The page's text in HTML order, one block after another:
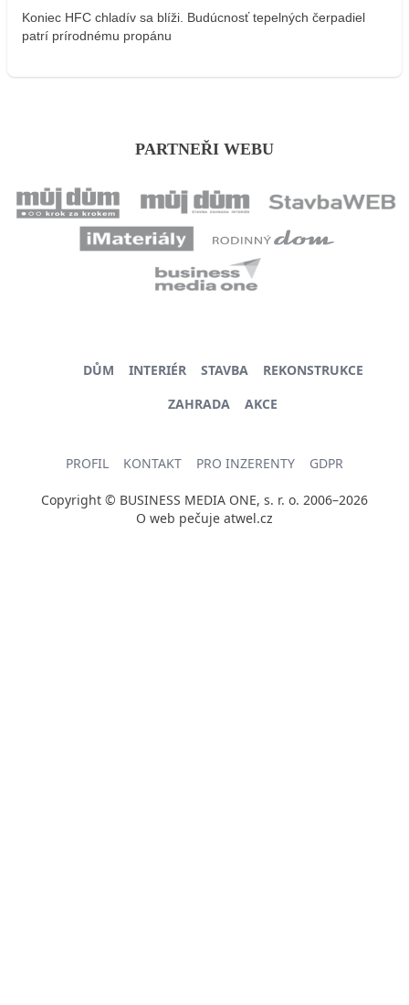
Koniec HFC chladív sa blíži. Budúcnosť tepelných čerpadiel
patrí prírodnému propánu
PARTNEŘI WEBU
DŮM INTERIÉR STAVBA
REKONSTRUKCE
ZAHRADA
AKCE
PROFIL KONTAKT PRO INZERENTY GDPR
Copyright © BUSINESS MEDIA ONE, s. r. o. 2006–2026